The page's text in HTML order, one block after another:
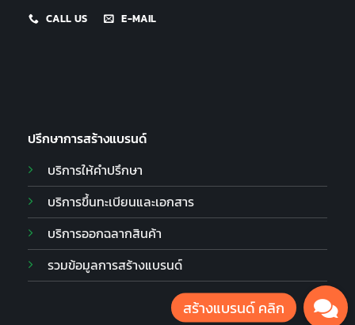
CALL US E-MAIL
ปรึกษาการสร้างแบรนด์
บริการให้คำปรึกษา
บริการขึ้นทะเบียนและเอกสาร
บริการออกฉลากสินค้า
รวมข้อมูลการสร้างแบรนด์